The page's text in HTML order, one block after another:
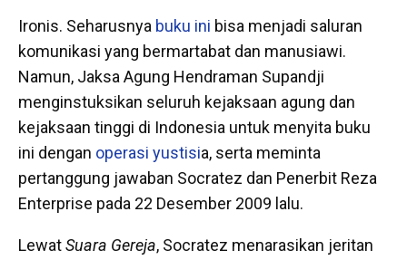
Ironis. Seharusnya buku ini bisa menjadi saluran
komunikasi yang bermartabat dan manusiawi.
Namun, Jaksa Agung Hendraman Supandji
menginstuksikan seluruh kejaksaan agung dan
kejaksaan tinggi di Indonesia untuk menyita buku
ini dengan operasi yustisia, serta meminta
pertanggung jawaban Socratez dan Penerbit Reza
Enterprise pada 22 Desember 2009 lalu.
LewatSuara Gereja, Socratez menarasikan jeritan